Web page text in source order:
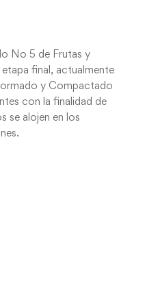
No 5 de Frutas y
etapa final, actualmente
y Compactado
con la finalidad de
se alojen en los